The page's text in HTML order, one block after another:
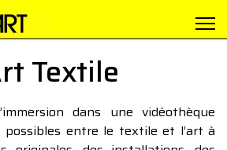
Textile
dans une vidéothèque
entre le textile et l’art à